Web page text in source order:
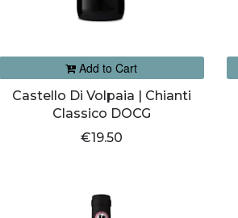
Add to Cart
Castello Di Volpaia | Chianti
Classico DOCG
€19.50